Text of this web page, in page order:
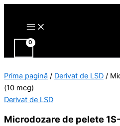
Skip
content
Main
Prima pagină / Derivat de LSD /
(10 mcg)
Derivat de LSD
Microdozare de pelete
Cantitate
mcg)